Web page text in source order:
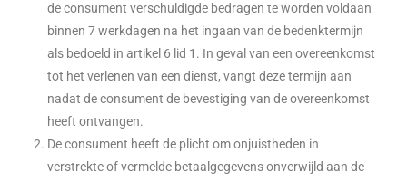
de consument verschuldigde bedragen te worden voldaan
binnen 7 werkdagen na het ingaan van de bedenktermijn
als bedoeld in artikel 6 lid 1. In geval van een overeenkomst
tot het verlenen van een dienst, vangt deze termijn aan
nadat de consument de bevestiging van de overeenkomst
heeft ontvangen.
De consument heeft de plicht om onjuistheden in
verstrekte of vermelde betaalgegevens onverwijld aan de